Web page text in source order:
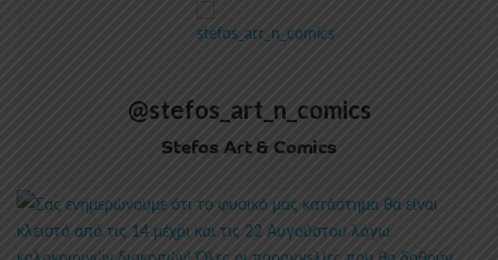
@stefos_art_n_comics
Stefos Art & Comics